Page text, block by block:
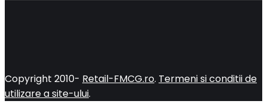
Copyright 2010- Retail-FMCG.ro. Termeni si conditii de
utilizare a site-ului.